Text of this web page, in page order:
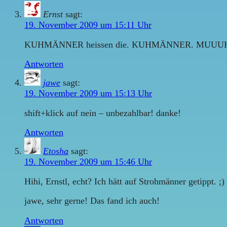
Ernst sagt:
19. November 2009 um 15:11 Uhr
KUHMÄNNER heissen die. KUHMÄNNER.
Antworten
jawe sagt:
19. November 2009 um 15:13 Uhr
shift+klick auf nein – unbezahlbar! danke!
Antworten
Etosha sagt:
19. November 2009 um 15:46 Uhr
Hihi, Ernstl, echt? Ich hätt auf Strohmänner getippt. ;)
jawe, sehr gerne! Das fand ich auch!
Antworten